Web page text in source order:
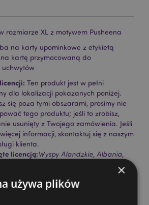
rozmiarze XL z motywem Pusheena
na karty upominkowe z etykietą
kartę przymocowaną do
uchwytów
Ten produkt jest w pełni
dla lokalizacji pokazanych poniżej.
się poza tymi obszarami, prosimy nie
tego produktu; jeśli to zrobisz,
usunięty z Twojego zamówienia. Jeśli
informacji, skontaktuj się z naszym
klienta.
licencją:Wyspy Alandzkie, Albania,
Białoruś, Belgia, Bermudy, Bośnia
Bułgaria, Wyspy Kanaryjskie
i Melilla, Chile, Korsyka (Francja),
×
używa plików